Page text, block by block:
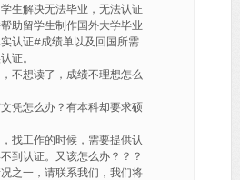
生解决无法毕业，无法认证
助留学生制作国外大学毕业
认证#成绩单以及回国所需
证。
不想读了，成绩不理想怎么
凭怎么办？有本科却要求硕
找工作的时候，需要提供认
到认证。又该怎么办？？？
之一，请联系我们，我们将